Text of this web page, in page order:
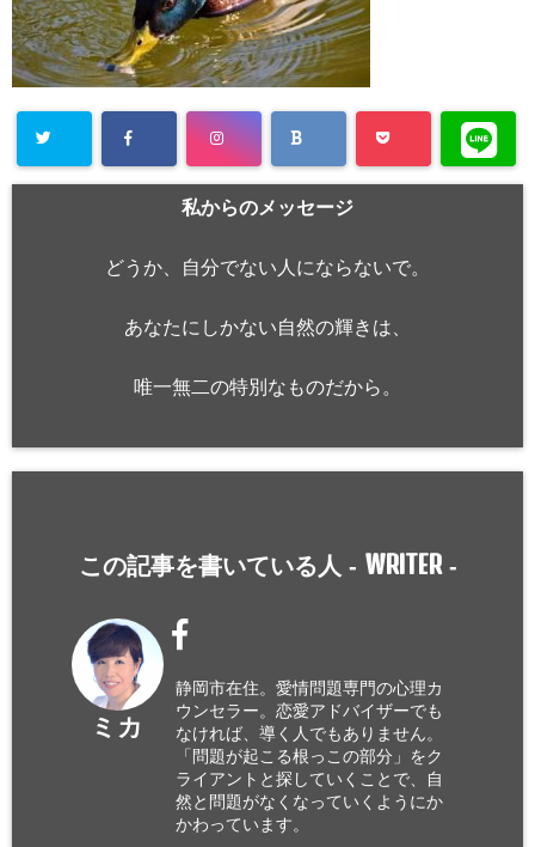
私からのメッセージ
どうか、自分でない人にならないで。
あなたにしかない自然の輝きは、
唯一無二の特別なものだから。
この記事を書いている人 - WRITER-
ミカ
静岡市在住。愛情問題専門の心理カ
ウンセラー。恋愛アドバイザーでも
なければ、導く人でもありません。
「問題が起こる根っこの部分」をク
ライアントと探していくことで、自
然と問題がなくなっていくようにか
かわっています。